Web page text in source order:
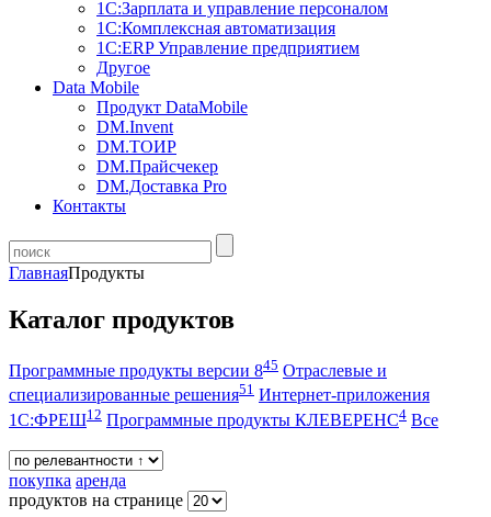
1С:Зарплата и управление персоналом
1С:Комплексная автоматизация
1С:ERP Управление предприятием
Другое
Data Mobile
Продукт DataMobile
DM.Invent
DM.ТОИР
DM.Прайсчекер
DM.Доставка Pro
Контакты
ГлавнаяПродукты
Каталог продуктов
Программные продукты версии 845 Отраслевые и
специализированные решения51 Интернет-приложения
1С:ФРЕШ12 Программные продукты КЛЕВЕРЕНС4 Все
покупка аренда
продуктов на странице